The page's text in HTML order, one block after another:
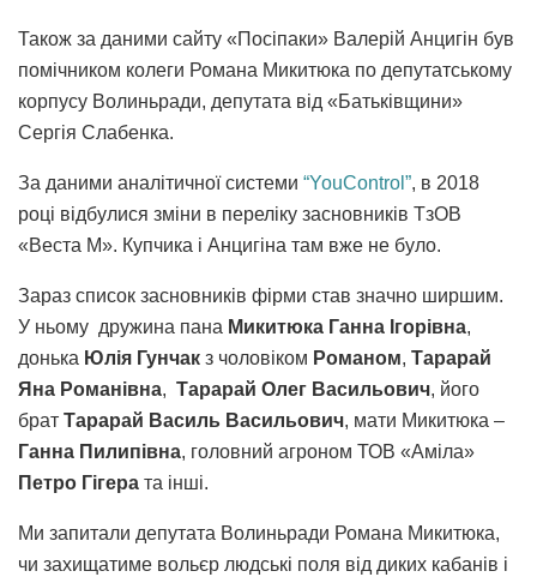
Також за даними сайту «Посіпаки» Валерій Анцигін був
помічником колеги Романа Микитюка по депутатському
корпусу Волиньради, депутата від «Батьківщини»
Сергія Слабенка.
За даними аналітичної системи “YouСontrol”, в 2018
році відбулися зміни в переліку засновників ТзОВ
«Веста М». Купчика і Анцигіна там вже не було.
Зараз список засновників фірми став значно ширшим.
У ньому дружина пана Микитюка Ганна Ігорівна,
донька Юлія Гунчак з чоловіком Романом, Тарарай
Яна Романівна, Тарарай Олег Васильович, його
брат Тарарай Василь Васильович, мати Микитюка –
Ганна Пилипівна, головний агроном ТОВ «Аміла»
Петро Гігера та інші.
Ми запитали депутата Волиньради Романа Микитюка,
чи захищатиме вольєр людські поля від диких кабанів і